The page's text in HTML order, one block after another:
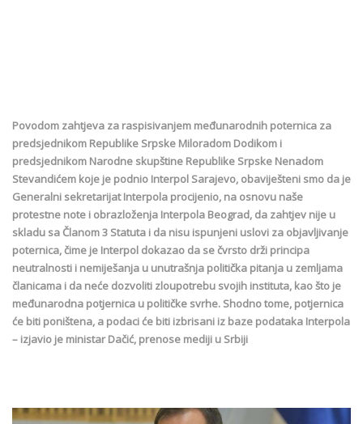
Povodom zahtjeva za raspisivanjem međunarodnih poternica za
predsjednikom Republike Srpske Miloradom Dodikom i
predsjednikom Narodne skupštine Republike Srpske Nenadom
Stevandićem koje je podnio Interpol Sarajevo, obaviješteni smo da je
Generalni sekretarijat Interpola procijenio, na osnovu naše
protestne note i obrazloženja Interpola Beograd, da zahtjev nije u
skladu sa Članom 3 Statuta i da nisu ispunjeni uslovi za objavljivanje
poternica, čime je Interpol dokazao da se čvrsto drži principa
neutralnosti i nemiješanja u unutrašnja politička pitanja u zemljama
članicama i da neće dozvoliti zloupotrebu svojih instituta, kao što je
međunarodna potjernica u političke svrhe. Shodno tome, potjernica
će biti poništena, a podaci će biti izbrisani iz baze podataka Interpola
– izjavio je ministar Dačić, prenose mediji u Srbiji